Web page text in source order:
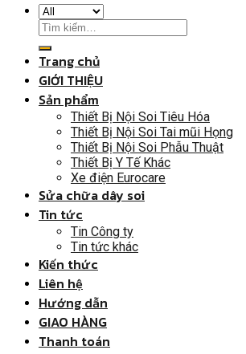
Trang chủ
GIỚI THIỆU
Sản phẩm
Thiết Bị Nội Soi Tiêu Hóa
Thiết Bị Nội Soi Tai mũi Họng
Thiết Bị Nội Soi Phẫu Thuật
Thiết Bị Y Tế Khác
Xe điện Eurocare
Sửa chữa dây soi
Tin tức
Tin Công ty
Tin tức khác
Kiến thức
Liên hệ
Hướng dẫn
GIAO HÀNG
Thanh toán